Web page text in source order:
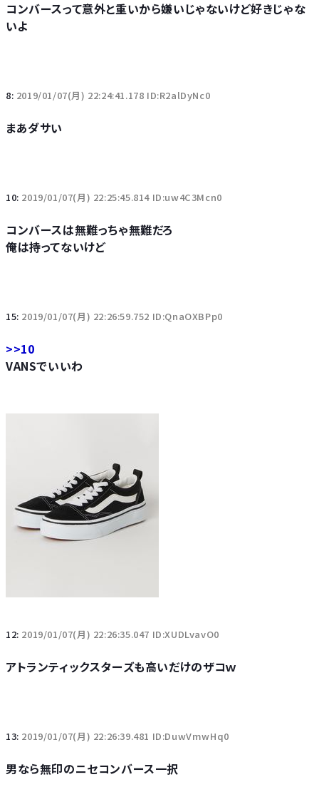
コンバースって意外と重いから嫌いじゃないけど好きじゃな
いよ
8: 2019/01/07(月) 22:24:41.178 ID:R2alDyNc0
まあダサい
10: 2019/01/07(月) 22:25:45.814 ID:uw4C3Mcn0
コンバースは無難っちゃ無難だろ
俺は持ってないけど
15: 2019/01/07(月) 22:26:59.752 ID:QnaOXBPp0
>>10
VANSでいいわ
12: 2019/01/07(月) 22:26:35.047 ID:XUDLvavO0
アトランティックスターズも高いだけのザコｗ
13: 2019/01/07(月) 22:26:39.481 ID:DuwVmwHq0
男なら無印のニセコンバース一択